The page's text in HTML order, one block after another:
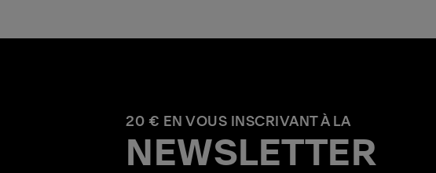
20 € EN VOUS INSCRIVANT À LA
NEWSLETTER